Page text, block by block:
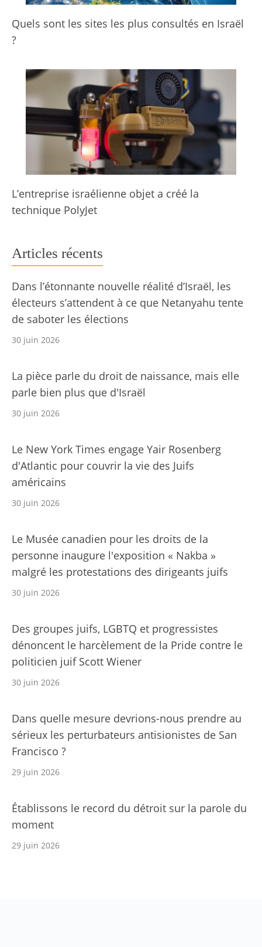
Quels sont les sites les plus consultés en Israël
?
L’entreprise israélienne objet a créé la
technique PolyJet
Articles récents
Dans l’étonnante nouvelle réalité d’Israël, les
électeurs s’attendent à ce que Netanyahu tente
de saboter les élections
30 juin 2026
La pièce parle du droit de naissance, mais elle
parle bien plus que d'Israël
30 juin 2026
Le New York Times engage Yair Rosenberg
d'Atlantic pour couvrir la vie des Juifs
américains
30 juin 2026
Le Musée canadien pour les droits de la
personne inaugure l'exposition « Nakba »
malgré les protestations des dirigeants juifs
30 juin 2026
Des groupes juifs, LGBTQ et progressistes
dénoncent le harcèlement de la Pride contre le
politicien juif Scott Wiener
30 juin 2026
Dans quelle mesure devrions-nous prendre au
sérieux les perturbateurs antisionistes de San
Francisco ?
29 juin 2026
Établissons le record du détroit sur la parole du
moment
29 juin 2026